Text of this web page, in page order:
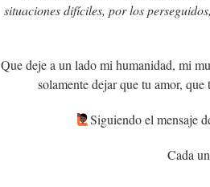
situaciones difíciles, por los
Que deje a un lado mi humanidad, mi
solamente dejar que tu amor,
‍Siguiendo el mensaje
Cada